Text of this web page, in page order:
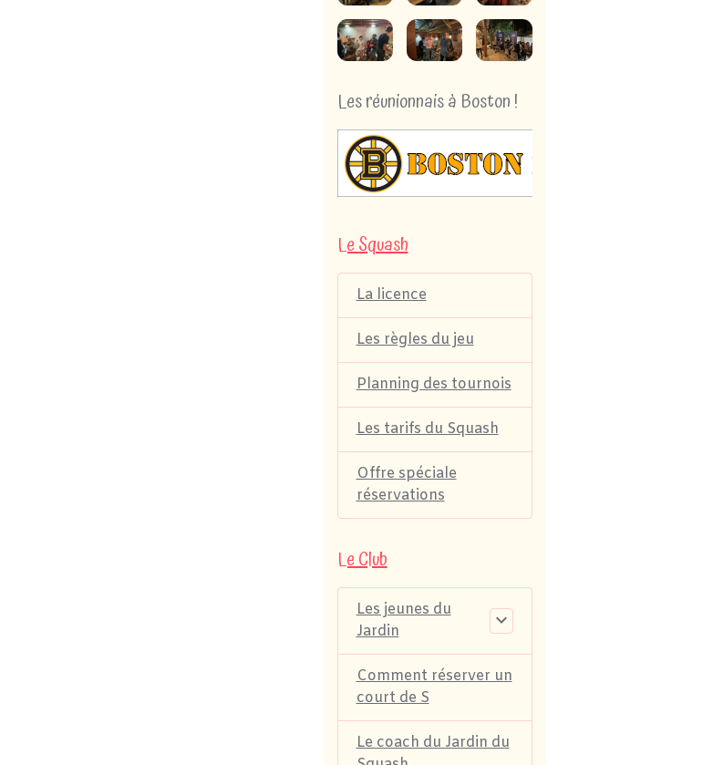
Les réunionnais à Boston !
Le Squash
La licence
Les règles du jeu
Planning des tournois
Les tarifs du Squash
Offre spéciale
réservations
Le Club
Les jeunes du
Jardin
Comment réserver un
court de S
Le coach du Jardin du